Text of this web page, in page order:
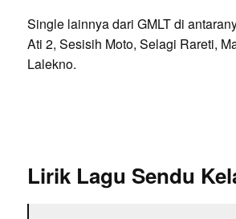
Single lainnya dari GMLT di
Ati 2, Sesisih Moto, Selagi Rareti,
Lalekno.
Lirik Lagu Sendu